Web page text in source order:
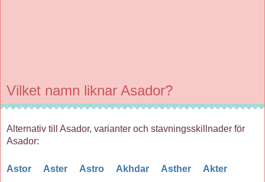
Vilket namn liknar Asador?
Alternativ till Asador, varianter och stavningsskillnader för
Asador:
Astor Aster Astro Akhdar Asther
Akter